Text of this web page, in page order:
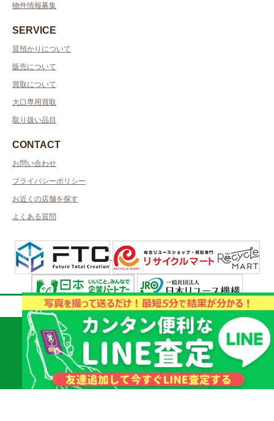
物件情報募集
SERVICE
質預かりについて
販売について
買取について
大口専用買取
取り扱い品目
CONTACT
お問い合わせ
プライバシーポリシー
お近くの店舗を探す
よくある質問
許可管轄：山形県公安委員会
古物商許可番号：第241110000336号／取得者名：株式会社エト・アール
質屋許可番号：第241010000054号／取得者名：株式会社エト・アール
2023 © kanteikyoku.jp allrights reseved.
取扱商品・査定についてのご質問はお気軽に！
質屋かんてい局 山
形南店
直通
023-676-7711
【受付時間】10:00 - 19:00
スマートフォンの方はタップして発信できます。